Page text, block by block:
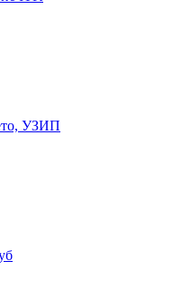
УЗИП